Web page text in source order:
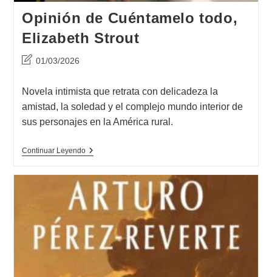
Opinión de Cuéntamelo todo,
Elizabeth Strout
Última
la
entrada:
01/03/2026
Novela intimista que retrata con delicadeza la
amistad, la soledad y el complejo mundo interior de
sus personajes en la América rural.
Continuar LeyendoOpinión
Todo,
Elizabeth
Strout